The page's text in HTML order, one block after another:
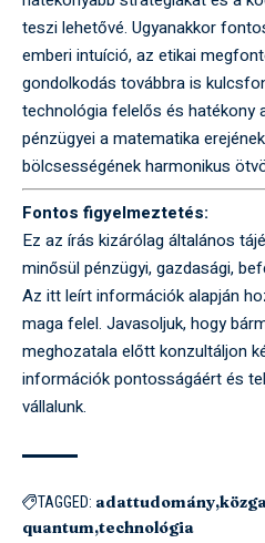
teszi lehetővé. Ugyanakkor
emberi intuíció, az etikai
gondolkodás továbbra is
technológia felelős és hatékony
pénzügyei a matematika
bölcsességének harmonikus
Fontos figyelmeztetés:
Ez az írás kizárólag általános
minősül pénzügyi, gazdasági,
Az itt leírt információk alapján
maga felel. Javasoljuk, hogy
meghozatala előtt konzultáljon
információk pontosságáért és
vállalunk.
TAGGED: adattudomány
quantum technológia